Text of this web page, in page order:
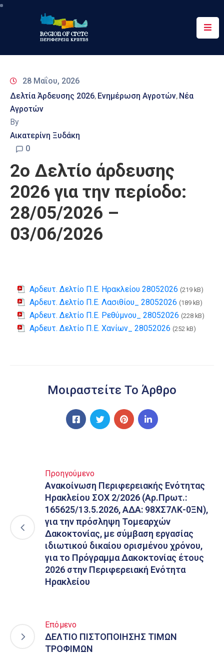
Περιφέρεια
&
Δράσεις
Ψηφιακές
Υπηρεσίες
Επικοινωνία
28 Μαΐου, 2026
Δελτία Άρδευσης 2026‚ Ενημέρωση Αγροτών‚ Νέα
Αγροτών
By
Αικατερίνη Ξυδάκη
0
2ο Δελτίο άρδευσης
2026 για την περίοδο:
28/05/2026 –
03/06/2026
Αρδευτ. Δελτίο Π.Ε. Ηρακλείου 28052026 (219 kB)
Αρδευτ. Δελτίο Π.Ε. Λασιθίου_ 28052026 (189 kB)
Αρδευτ. Δελτίο Π.Ε. Ρεθύμνου_ 28052026 (228 kB)
Αρδευτ. Δελτίο Π.Ε. Χανίων_ 28052026 (252 kB)
Μοιραστείτε Το Άρθρο
Προηγούμενο
Ανακοίνωση Περιφερειακής Ενότητας
Ηρακλείου ΣΟΧ 2/2026 (Αρ.Πρωτ.:
165625/13.5.2026, ΑΔΑ: 98ΧΣ7ΛΚ-0ΞΝ),
για την πρόσληψη Τομεαρχών
Δακοκτονίας, με σύμβαση εργασίας
ιδιωτικού δικαίου ορισμένου χρόνου,
για το Πρόγραμμα Δακοκτονίας έτους
2026 στην Περιφερειακή Ενότητα
Ηρακλείου
Επόμενο
ΔΕΛΤΙΟ ΠΙΣΤΟΠΟΙΗΣΗΣ ΤΙΜΩΝ
ΤΡΟΦΙΜΩΝ